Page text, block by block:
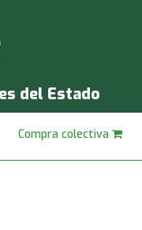
del Estado
Compra colectiva